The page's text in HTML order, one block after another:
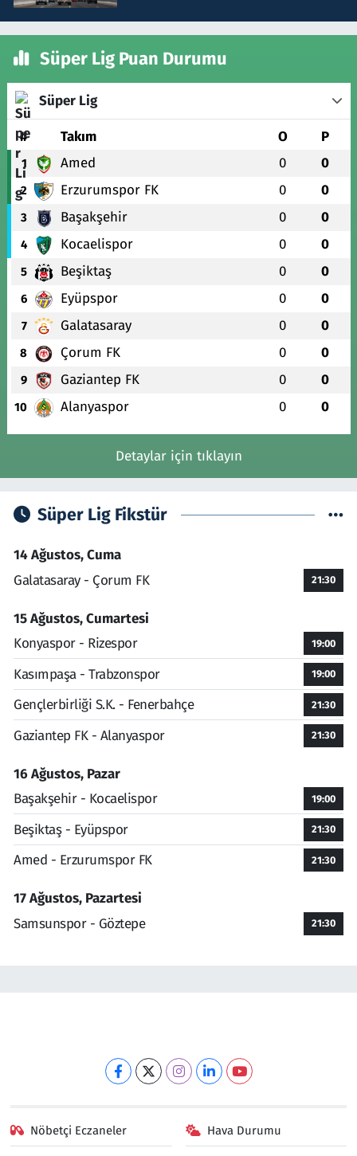
Süper Lig Puan Durumu
Süper Lig
# Takım O P
1 Amed 0 0
2 Erzurumspor FK 0 0
3 Başakşehir 0 0
4 Kocaelispor 0 0
5 Beşiktaş 0 0
6 Eyüpspor 0 0
7 Galatasaray 0 0
8 Çorum FK 0 0
9 Gaziantep FK 0 0
10 Alanyaspor 0 0
Detaylar için tıklayın
Süper Lig Fikstür
14 Ağustos, Cuma
Galatasaray - Çorum FK
21:30
15 Ağustos, Cumartesi
Konyaspor - Rizespor
19:00
Kasımpaşa - Trabzonspor 19:00
Gençlerbirliği S.K. - Fenerbahçe 21:30
Gaziantep FK - Alanyaspor 21:30
16 Ağustos, Pazar
Başakşehir - Kocaelispor
19:00
Beşiktaş - Eyüpspor 21:30
Amed - Erzurumspor FK 21:30
17 Ağustos, Pazartesi
Samsunspor - Göztepe
21:30
Nöbetçi Eczaneler Hava Durumu